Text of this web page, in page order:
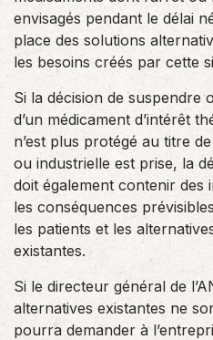
envisagés pendant le délai
place des solutions
les besoins créés par cette
Si la décision de suspendre
d’un médicament d’intérêt
n’est plus protégé au titre
ou industrielle est prise, la
doit également contenir
les conséquences
les patients et les
existantes.
Si le directeur général de
alternatives existantes ne
pourra demander à